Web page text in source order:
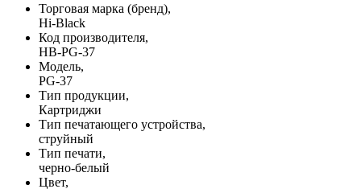
Торговая марка (бренд),
Hi-Black
Код производителя,
HB-PG-37
Модель,
PG-37
Тип продукции,
Картриджи
Тип печатающего устройства,
струйный
Тип печати,
черно-белый
Цвет,